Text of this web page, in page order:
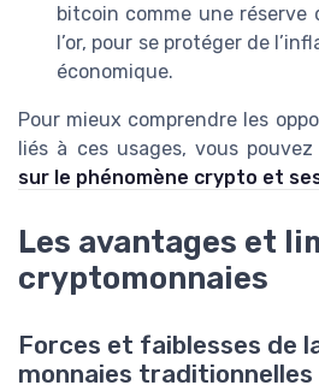
bitcoin comme une réserve
l’or, pour se protéger de
économique.
Pour mieux comprendre les
liés à ces usages, vous
sur le phénomène crypto et
Les avantages et
cryptomonnaies
Forces et faiblesses de
monnaies traditionnelles